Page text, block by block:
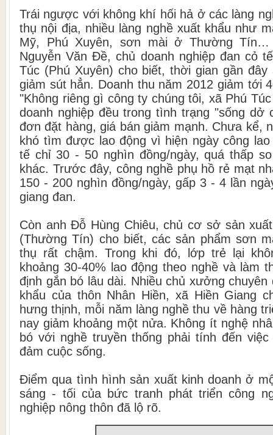
Trái ngược với không khí hối hả ở các làng
thụ nội địa, nhiều làng nghề xuất khẩu như
Mỹ, Phú Xuyên, sơn mài ở Thường Tín…
Nguyễn Văn Đề, chủ doanh nghiệp đan cỏ
Túc (Phú Xuyên) cho biết, thời gian gần
giảm sút hẳn. Doanh thu năm 2012 giảm tới
"Không riêng gì công ty chúng tôi, xã Phú
doanh nghiệp đều trong tình trạng "sống dở
đơn đặt hàng, giá bán giảm mạnh. Chưa kể,
khó tìm được lao động vì hiện ngày công
tế chỉ 30 - 50 nghìn đồng/ngày, quá thấp
khác. Trước đây, công nghề phụ hồ rẻ mạt
150 - 200 nghìn đồng/ngày, gấp 3 - 4 lần
giang đan.
Còn anh Đỗ Hùng Chiêu, chủ cơ sở sản
(Thường Tín) cho biết, các sản phẩm sơn
thụ rất chậm. Trong khi đó, lớp trẻ lại
khoảng 30-40% lao động theo nghề và làm
định gắn bó lâu dài. Nhiều chủ xưởng
khẩu của thôn Nhân Hiền, xã Hiền Giang
hưng thịnh, mỗi năm làng nghề thu về hàng
nay giảm khoảng một nửa. Không ít nghệ
bó với nghề truyền thống phải tính đến
đảm cuộc sống.
Điểm qua tình hình sản xuất kinh doanh ở
sáng - tối của bức tranh phát triển công
nghiệp nông thôn đã lộ rõ.